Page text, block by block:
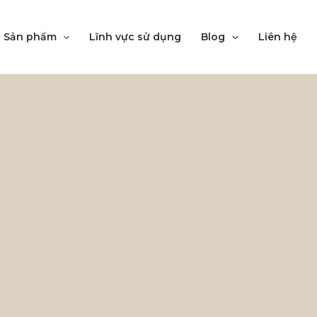
Sản phẩm Lĩnh vực sử dụng Blog Liên hệ